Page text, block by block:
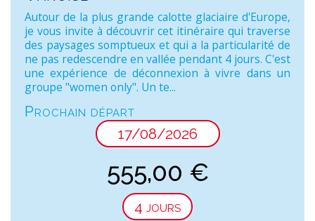
Autour de la plus grande calotte glaciaire d'Europe,
je vous invite à découvrir cet itinéraire qui traverse
des paysages somptueux et qui a la particularité de
ne pas redescendre en vallée pendant 4 jours. C'est
une expérience de déconnexion à vivre dans un
groupe "women only". Un te...
Prochain départ
17/08/2026
555,00 €
4 jours